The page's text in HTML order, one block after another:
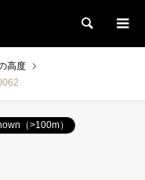
検索
高度
（>100m）